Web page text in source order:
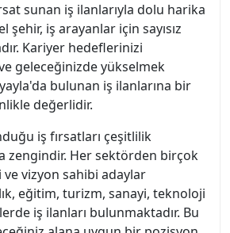
sunan iş ilanlarıyla dolu harika
şehir, iş arayanlar için sayısız
Kariyer hedeflerinizi
geleceğinizde yükselmek
bulunan iş ilanlarına bir
değerlidir.
iş fırsatları çeşitlilik
zengindir. Her sektörden birçok
vizyon sahibi adaylar
eğitim, turizm, sanayi, teknoloji
iş ilanları bulunmaktadır. Bu